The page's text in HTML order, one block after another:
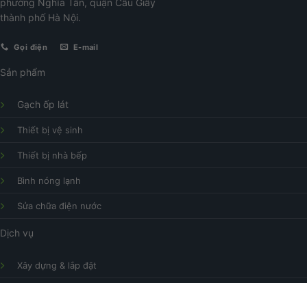
phường Nghĩa Tân, quận Cầu Giấy
thành phố Hà Nội.
Gọi điện E-mail
Sản phẩm
Gạch ốp lát
Thiết bị vệ sinh
Thiết bị nhà bếp
Bình nóng lạnh
Sửa chữa điện nước
Dịch vụ
Xây dựng & lắp đặt